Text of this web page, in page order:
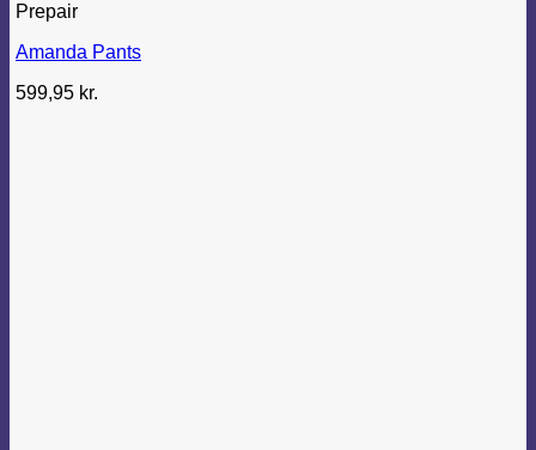
Prepair
Amanda Pants
599,95 kr.